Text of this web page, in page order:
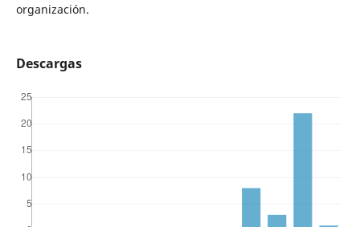
organización.
Descargas